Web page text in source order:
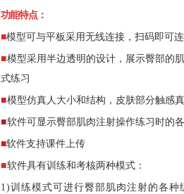
功能特点：
■模型可与平板采用无线连接，扫码即可
■模型采用半边透明的设计，展示臀部的
式练习
■模型仿真人大小和结构，皮肤部分触感
■软件可显示臀部肌肉注射操作练习时的
■软件支持课件上传
■软件具有训练和考核两种模式：
1)训练模式可进行臀部肌肉注射的各种